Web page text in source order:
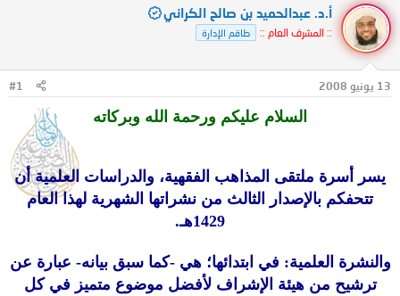
د
ئ
ا
ل
م
و
ر
ي
خ
ل
ء
أ.د. عبدالحميد بن صالح الكراني
:: المشرف العام :: طاقم الإدارة
13 يونيو 2008 #1
السلام عليكم ورحمة الله وبركاته
يسر أسرة ملتقى المذاهب الفقهية، والدراسات العلمية أن
تتحفكم بالإصدار الثالث من نشراتها الشهرية لهذا العام
1429هـ.
والنشرة العلمية: في ابتدائها؛ هي -كما سبق بيانه- عبارة عن
ترشيح من هيئة الإشراف لأفضل موضوع متميز في كل